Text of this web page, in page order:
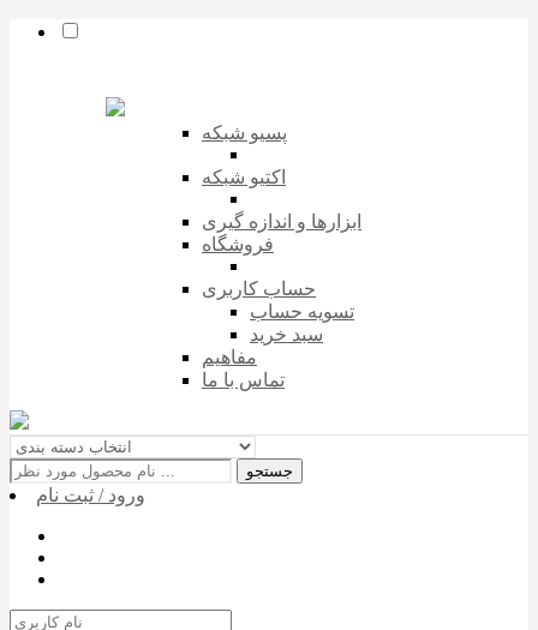
پسیو شبکه
اکتیو شبکه
ابزارها و اندازه گیری
فروشگاه
حساب کاربری
تسویه حساب
سبد خرید
مفاهیم
تماس با ما
جستجو
ورود / ثبت نام